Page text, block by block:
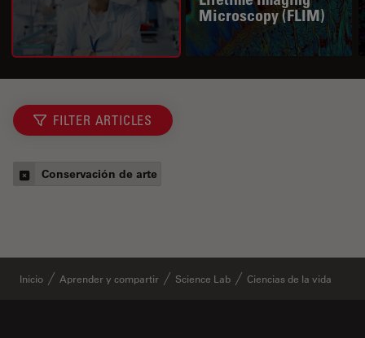
Microscopy (FLIM)
FILTER ARTICLES
Conservación de arte
Inicio Aprender y compartir Science Lab Ciencias de la vida